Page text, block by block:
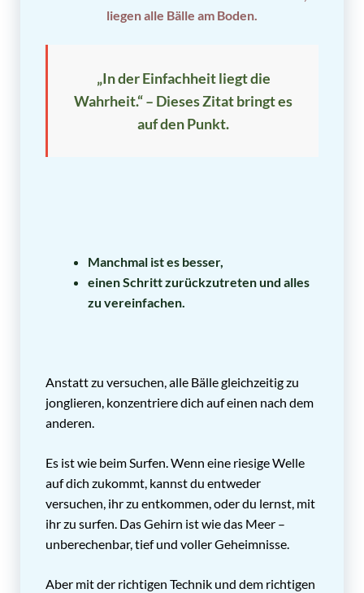
liegen alle Bälle am Boden.
„In der Einfachheit liegt die
Wahrheit.“ – Dieses Zitat bringt es
auf den Punkt.
Manchmal ist es besser,
einen Schritt zurückzutreten und alles
zu vereinfachen.
Anstatt zu versuchen, alle Bälle gleichzeitig zu
jonglieren, konzentriere dich auf einen nach dem
anderen.
Es ist wie beim Surfen. Wenn eine riesige Welle
auf dich zukommt, kannst du entweder
versuchen, ihr zu entkommen, oder du lernst, mit
ihr zu surfen. Das Gehirn ist wie das Meer –
unberechenbar, tief und voller Geheimnisse.
Aber mit der richtigen Technik und dem richtigen